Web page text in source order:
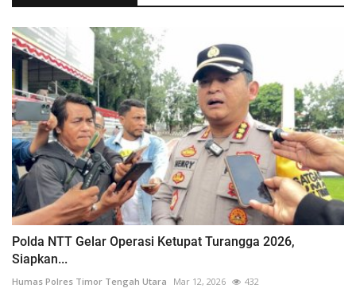
Polda NTT Gelar Operasi Ketupat Turangga 2026,
Siapkan...
Humas Polres Timor Tengah Utara Mar 12, 2026 432